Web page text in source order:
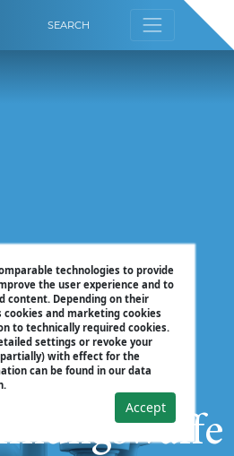
SEARCH
technologies to provide
the user experience and to
content. Depending on their
cookies and marketing cookies
to technically required cookies.
settings or revoke your
with effect for the
can be found in our data
Accept